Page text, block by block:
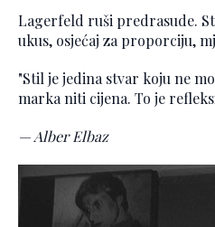
Lagerfeld ruši predrasude.
ukus, osjećaj za proporciju,
"Stil je jedina stvar koju ne
marka niti cijena. To je
— Alber Elbaz